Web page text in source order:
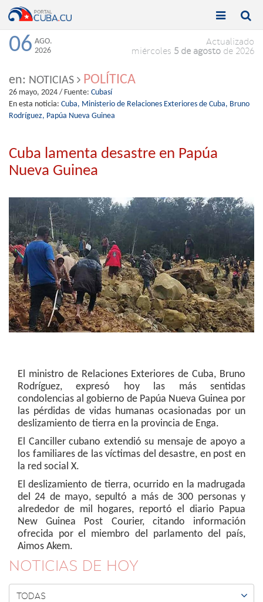
Toggle

Toggle

06 AGO.
2026
Actualizado
miércoles 5 de agosto de 2026
en: NOTICIAS POLÍTICA
26 mayo, 2024 / Fuente: Cubasí
En esta noticia: Cuba, Ministerio de Relaciones Exteriores de Cuba, Bruno
Rodríguez, Papúa Nueva Guinea
Cuba lamenta desastre en Papúa
Nueva Guinea
El ministro de Relaciones Exteriores de Cuba, Bruno
Rodríguez, expresó hoy las más sentidas
condolencias al gobierno de Papúa Nueva Guinea por
las pérdidas de vidas humanas ocasionadas por un
deslizamiento de tierra en la provincia de Enga.
El Canciller cubano extendió su mensaje de apoyo a
los familiares de las víctimas del desastre, en post en
la red social X.
El deslizamiento de tierra, ocurrido en la madrugada
del 24 de mayo, sepultó a más de 300 personas y
alrededor de mil hogares, reportó el diario Papua
New Guinea Post Courier, citando información
ofrecida por el miembro del parlamento del país,
Aimos Akem.
NOTICIAS DE HOY
TODAS 